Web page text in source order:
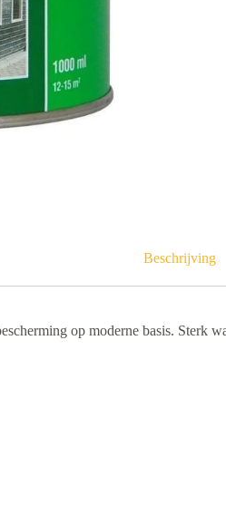
Beschrijving
op moderne basis. Sterk